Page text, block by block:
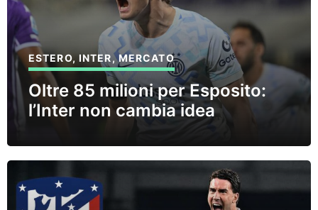
ESTERO, INTER,MERCATO
Oltre 85 milioni per Esposito:
l’Inter non cambia idea